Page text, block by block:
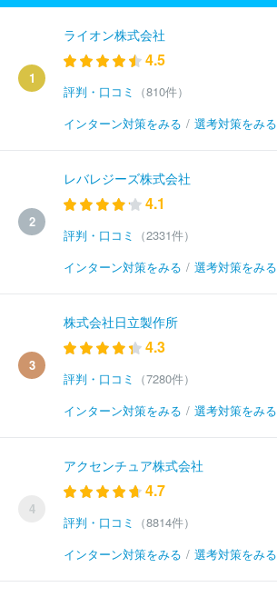
1
ライオン株式会社
4.5
評判・口コミ
（810件）
インターン対策をみる / 選考対策をみる
2
レバレジーズ株式会社
4.1
評判・口コミ
（2331件）
インターン対策をみる / 選考対策をみる
3
株式会社日立製作所
4.3
評判・口コミ
（7280件）
インターン対策をみる / 選考対策をみる
4
アクセンチュア株式会社
4.7
評判・口コミ
（8814件）
インターン対策をみる / 選考対策をみる